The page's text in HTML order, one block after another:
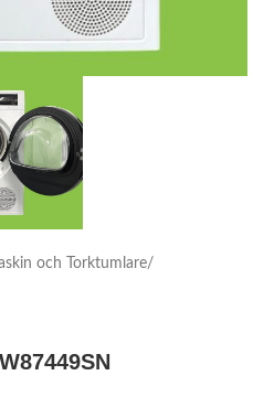
och Torktumlare